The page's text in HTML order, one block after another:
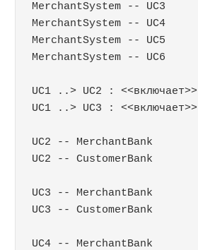
MerchantSystem -- UC3
MerchantSystem -- UC4
MerchantSystem -- UC5
MerchantSystem -- UC6
UC1 ..> UC2 : <<включает>>
UC1 ..> UC3 : <<включает>>
UC2 -- MerchantBank
UC2 -- CustomerBank
UC3 -- MerchantBank
UC3 -- CustomerBank
UC4 -- MerchantBank